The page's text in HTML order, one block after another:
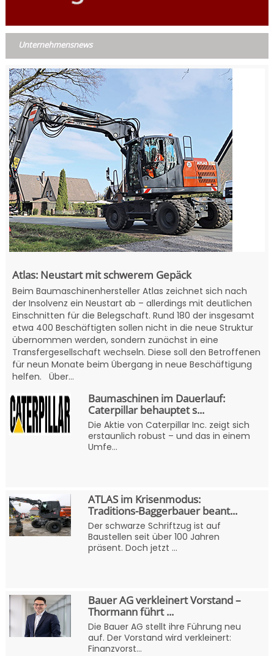
Unternehmensnews
Atlas: Neustart mit schwerem Gepäck
Beim Baumaschinenhersteller Atlas zeichnet sich nach
der Insolvenz ein Neustart ab – allerdings mit deutlichen
Einschnitten für die Belegschaft. Rund 180 der insgesamt
etwa 400 Beschäftigten sollen nicht in die neue Struktur
übernommen werden, sondern zunächst in eine
Transfergesellschaft wechseln. Diese soll den Betroffenen
für neun Monate beim Übergang in neue Beschäftigung
helfen. Über...
Baumaschinen im Dauerlauf:
Caterpillar behauptet s...
Die Aktie von Caterpillar Inc. zeigt sich
erstaunlich robust – und das in einem
Umfe...
ATLAS im Krisenmodus:
Traditions-Baggerbauer beant...
Der schwarze Schriftzug ist auf
Baustellen seit über 100 Jahren
präsent. Doch jetzt ...
Bauer AG verkleinert Vorstand –
Thormann führt ...
Die Bauer AG stellt ihre Führung neu
auf. Der Vorstand wird verkleinert:
Finanzvorst...